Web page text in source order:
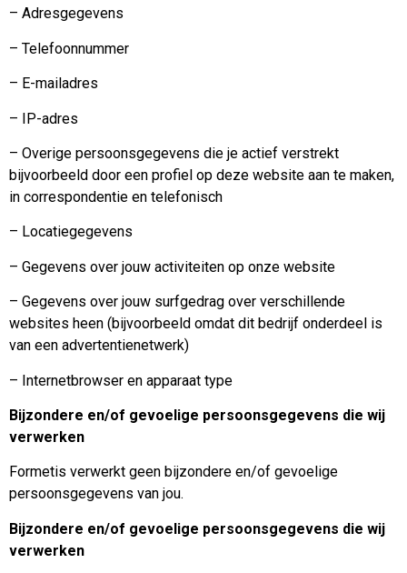
– Adresgegevens
– Telefoonnummer
– E-mailadres
– IP-adres
– Overige persoonsgegevens die je actief verstrekt
bijvoorbeeld door een profiel op deze website aan te maken,
in correspondentie en telefonisch
– Locatiegegevens
– Gegevens over jouw activiteiten op onze website
– Gegevens over jouw surfgedrag over verschillende
websites heen (bijvoorbeeld omdat dit bedrijf onderdeel is
van een advertentienetwerk)
– Internetbrowser en apparaat type
Bijzondere en/of gevoelige persoonsgegevens die wij
verwerken
Formetis verwerkt geen bijzondere en/of gevoelige
persoonsgegevens van jou.
Bijzondere en/of gevoelige persoonsgegevens die wij
verwerken